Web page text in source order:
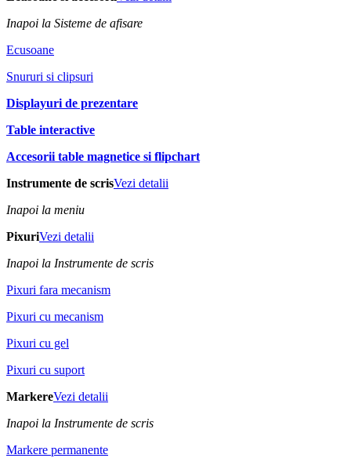
Inapoi la Sisteme de afisare
Ecusoane
Snururi si clipsuri
Displayuri de prezentare
Table interactive
Accesorii table magnetice si flipchart
Instrumente de scrisVezi detalii
Inapoi la meniu
PixuriVezi detalii
Inapoi la Instrumente de scris
Pixuri fara mecanism
Pixuri cu mecanism
Pixuri cu gel
Pixuri cu suport
MarkereVezi detalii
Inapoi la Instrumente de scris
Markere permanente